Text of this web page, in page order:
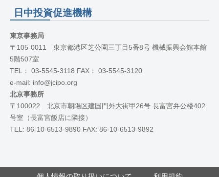
日中投資促進機構
東京事務局
〒105-0011 東京都港区芝公園三丁目5番8号 機械振興会館本館
5階507室
TEL： 03-5545-3118 FAX： 03-5545-3120
e-mail: info@jcipo.org
北京事務所
〒100022 北京市朝陽区建国門外大街甲26号 長富宮弁公楼402
号室（長富宮飯店に隣接）
TEL: 86-10-6513-9890 FAX: 86-10-6513-9892